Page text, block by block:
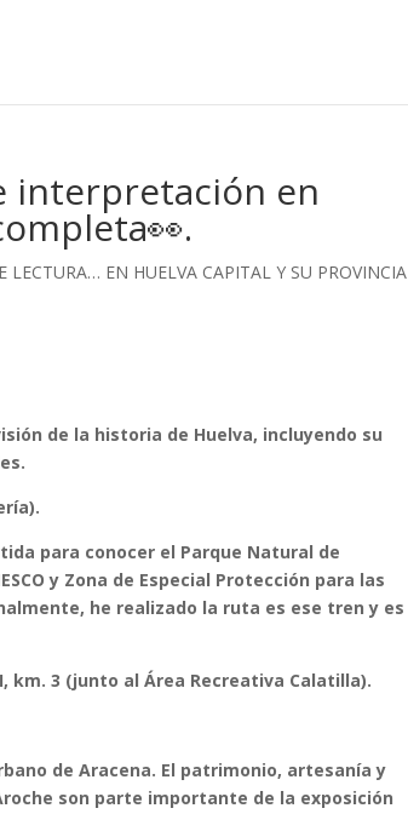
interpretación en
LECTURA… EN HUELVA CAPITAL Y SU PROVINCIA
visión de la historia de Huelva, incluyendo su
para conocer el Parque Natural de
y Zona de Especial Protección para las
he realizado la ruta es ese tren y es
km. 3 (junto al Área Recreativa Calatilla).
urbano de Aracena. El patrimonio, artesanía y
son parte importante de la exposición